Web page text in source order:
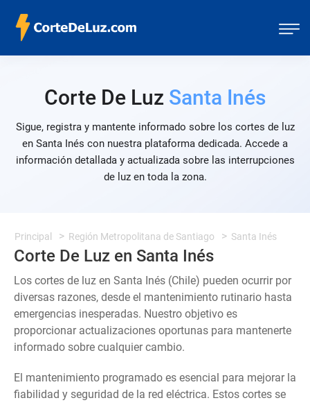
Corte De Luz Santa Inés
Sigue, registra y mantente informado sobre los cortes de luz
en Santa Inés con nuestra plataforma dedicada. Accede a
información detallada y actualizada sobre las interrupciones
de luz en toda la zona.
Principal Región Metropolitana de Santiago Santa Inés
Corte De Luz en Santa Inés
Los cortes de luz en Santa Inés (Chile) pueden ocurrir por
diversas razones, desde el mantenimiento rutinario hasta
emergencias inesperadas. Nuestro objetivo es
proporcionar actualizaciones oportunas para mantenerte
informado sobre cualquier cambio.
El mantenimiento programado es esencial para mejorar la
fiabilidad y seguridad de la red eléctrica. Estos cortes se